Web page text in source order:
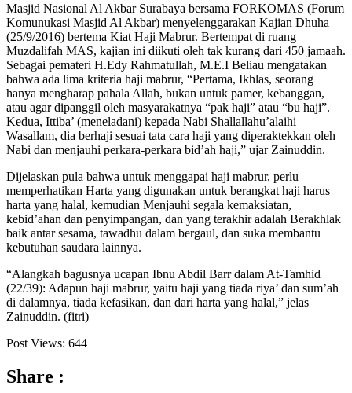
Masjid Nasional Al Akbar Surabaya bersama FORKOMAS (Forum
Komunukasi Masjid Al Akbar) menyelenggarakan Kajian Dhuha
(25/9/2016) bertema Kiat Haji Mabrur. Bertempat di ruang
Muzdalifah MAS, kajian ini diikuti oleh tak kurang dari 450 jamaah.
Sebagai pemateri H.Edy Rahmatullah, M.E.I Beliau mengatakan
bahwa ada lima kriteria haji mabrur, “Pertama, Ikhlas, seorang
hanya mengharap pahala Allah, bukan untuk pamer, kebanggan,
atau agar dipanggil oleh masyarakatnya “pak haji” atau “bu haji”.
Kedua, Ittiba’ (meneladani) kepada Nabi Shallallahu’alaihi
Wasallam, dia berhaji sesuai tata cara haji yang diperaktekkan oleh
Nabi dan menjauhi perkara-perkara bid’ah haji,” ujar Zainuddin.
Dijelaskan pula bahwa untuk menggapai haji mabrur, perlu
memperhatikan Harta yang digunakan untuk berangkat haji harus
harta yang halal, kemudian Menjauhi segala kemaksiatan,
kebid’ahan dan penyimpangan, dan yang terakhir adalah Berakhlak
baik antar sesama, tawadhu dalam bergaul, dan suka membantu
kebutuhan saudara lainnya.
“Alangkah bagusnya ucapan Ibnu Abdil Barr dalam At-Tamhid
(22/39): Adapun haji mabrur, yaitu haji yang tiada riya’ dan sum’ah
di dalamnya, tiada kefasikan, dan dari harta yang halal,” jelas
Zainuddin. (fitri)
Post Views: 644
Share :